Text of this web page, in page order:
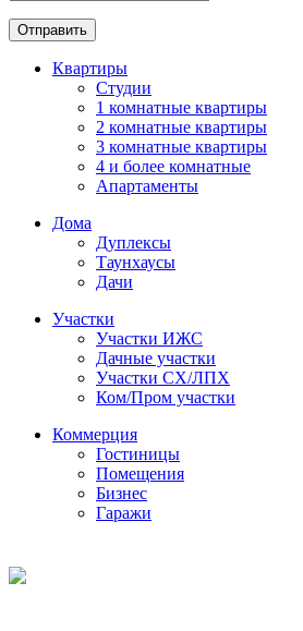
Отправить
Квартиры
Студии
1 комнатные квартиры
2 комнатные квартиры
3 комнатные квартиры
4 и более комнатные
Апартаменты
Дома
Дуплексы
Таунхаусы
Дачи
Участки
Участки ИЖС
Дачные участки
Участки СХ/ЛПХ
Ком/Пром участки
Коммерция
Гостиницы
Помещения
Бизнес
Гаражи